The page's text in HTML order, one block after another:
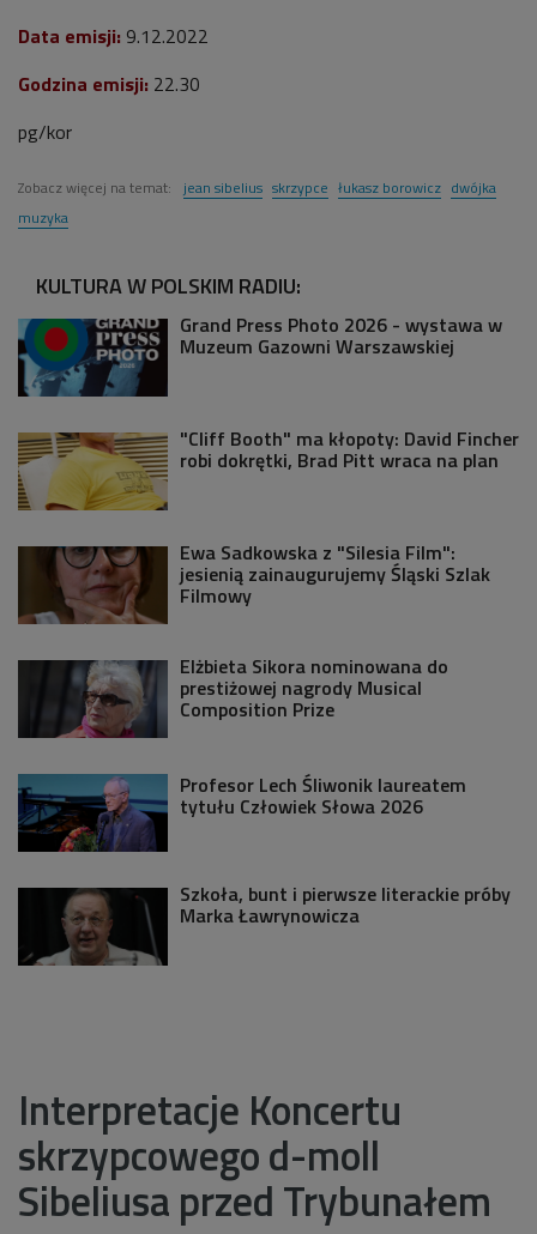
Data emisji: 9.12.2022
Godzina emisji: 22.30
pg/kor
Zobacz więcej na temat: jean sibelius skrzypce łukasz borowicz dwójka
muzyka
KULTURA W POLSKIM RADIU:
Grand Press Photo 2026 - wystawa w
Muzeum Gazowni Warszawskiej
"Cliff Booth" ma kłopoty: David Fincher
robi dokrętki, Brad Pitt wraca na plan
Ewa Sadkowska z "Silesia Film":
jesienią zainaugurujemy Śląski Szlak
Filmowy
Elżbieta Sikora nominowana do
prestiżowej nagrody Musical
Composition Prize
Profesor Lech Śliwonik laureatem
tytułu Człowiek Słowa 2026
Szkoła, bunt i pierwsze literackie próby
Marka Ławrynowicza
Interpretacje Koncertu
skrzypcowego d-moll
Sibeliusa przed Trybunałem